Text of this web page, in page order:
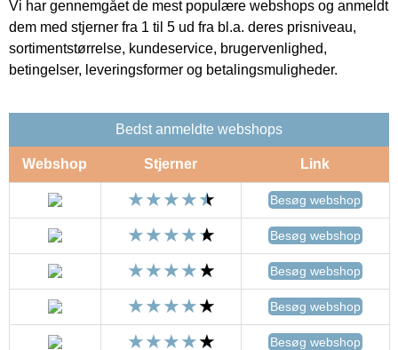
Vi har gennemgået de mest populære webshops og anmeldt
dem med stjerner fra 1 til 5 ud fra bl.a. deres prisniveau,
sortimentstørrelse, kundeservice, brugervenlighed,
betingelser, leveringsformer og betalingsmuligheder.
Bedst anmeldte webshops
Webshop Stjerner Link
Besøg webshop
Besøg webshop
Besøg webshop
Besøg webshop
Besøg webshop